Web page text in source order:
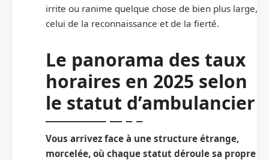
irrite ou ranime quelque chose de bien plus large,
celui de la reconnaissance et de la fierté.
Le panorama des taux
horaires en 2025 selon
le statut d’ambulancier
Vous arrivez face à une structure étrange,
morcelée, où chaque statut déroule sa propre